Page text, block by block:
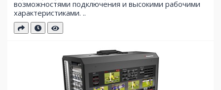
возможностями подключения и высокими рабочими
характеристиками. ..